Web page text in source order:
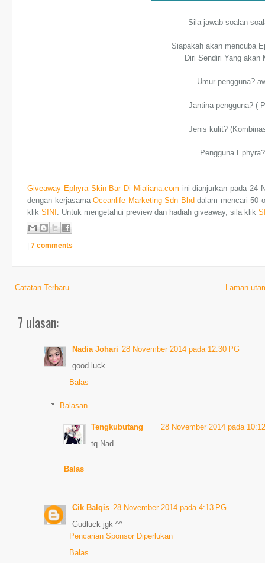
Sila jawab soalan-
Siapakah akan mencuba
Diri Sendiri Yang akan
Umur pengguna?
Jantina pengguna? (
Jenis kulit?
Pengguna
Giveaway Ephyra Skin Bar Di Mialiana.com ini dianjurkan pada 24
dengan kerjasamaOceanlife Marketing Sdn Bhddalam mencari 50
klik SINI . Untuk mengetahui preview dan hadiah giveaway, sila klik
7 comments
Catatan Terbaru Laman
7 ulasan:
Nadia Johari 28 November 2014 pada 12:30 PG
good luck
Balas
Balasan
Tengkubutang
28 November 2014 pada
tq Nad
Balas
Cik Balqis 28 November 2014 pada 4:13 PG
Gudluck jgk ^^
Pencarian Sponsor Diperlukan
Balas